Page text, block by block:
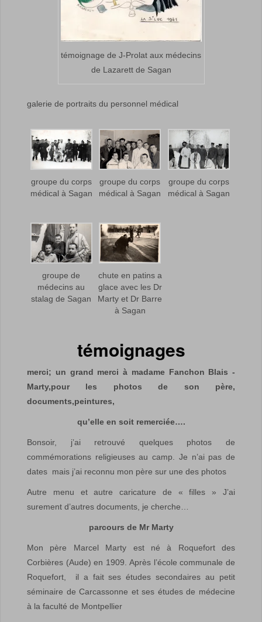
témoignage de J-Prolat aux médecins
de Lazarett de Sagan
galerie de portraits du personnel médical
groupe du corps
médical à Sagan
groupe du corps
médical à Sagan
groupe du corps
médical à Sagan
groupe de
médecins au
stalag de Sagan
chute en patins a
glace avec les Dr
Marty et Dr Barre
à Sagan
témoignages
merci; un grand merci à madame Fanchon Blais -
Marty,pour les photos de son père,
documents,peintures,
qu’elle en soit remerciée….
Bonsoir, j’ai retrouvé quelques photos de
commémorations religieuses au camp. Je n’ai pas de
dates mais j’ai reconnu mon père sur une des photos
Autre menu et autre caricature de « filles » J’ai
surement d’autres documents, je cherche…
parcours de Mr Marty
Mon père Marcel Marty est né à Roquefort des
Corbières (Aude) en 1909. Après l’école communale de
Roquefort, il a fait ses études secondaires au petit
séminaire de Carcassonne et ses études de médecine
à la faculté de Montpellier